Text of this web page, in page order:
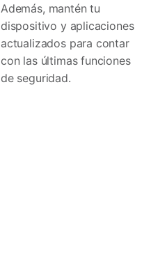
Además, mantén tu
dispositivo y aplicaciones
actualizados para contar
con las últimas funciones
de seguridad.